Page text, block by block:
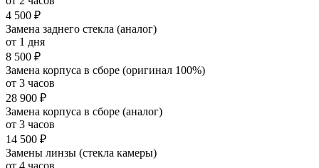
4 500 ₽
Замена заднего стекла (аналог)
от 1 дня
8 500 ₽
Замена корпуса в сборе (оригинал 100%)
от 3 часов
28 900 ₽
Замена корпуса в сборе (аналог)
от 3 часов
14 500 ₽
Замены линзы (стекла камеры)
от 4 часов